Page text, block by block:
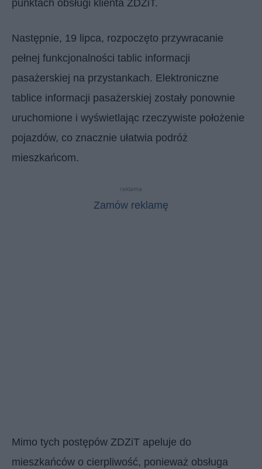
punktach obsługi klienta ZDZiT.
Następnie, 19 lipca, rozpoczęto przywracanie
pełnej funkcjonalności tablic informacji
pasażerskiej na przystankach. Elektroniczne
tablice informacji pasażerskiej zostały ponownie
uruchomione i wyświetlając rzeczywiste położenie
pojazdów, co znacznie ułatwia podróż
mieszkańcom.
reklama
Zamów reklamę
Mimo tych postępów ZDZiT apeluje do
mieszkańców o cierpliwość, ponieważ obsługa